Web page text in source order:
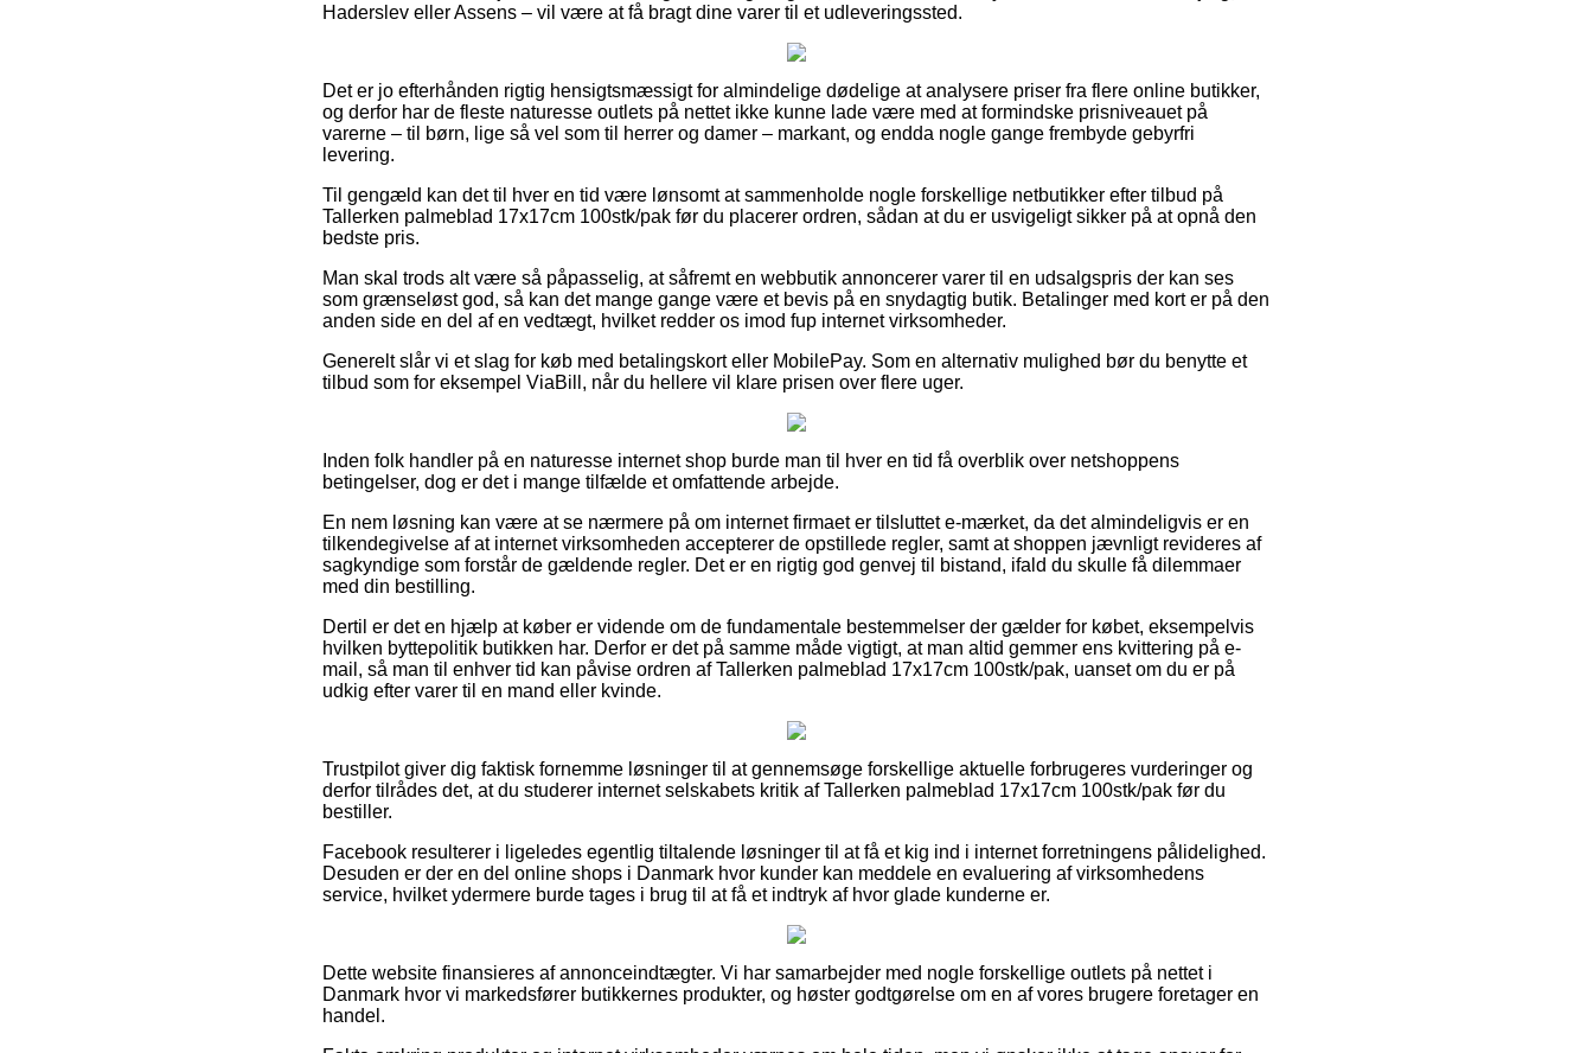
Haderslev eller Assens – vil være at få bragt dine varer til et udleveringssted.
Det er jo efterhånden rigtig hensigtsmæssigt for almindelige dødelige at analysere priser fra flere online butikker,
og derfor har de fleste naturesse outlets på nettet ikke kunne lade være med at formindske prisniveauet på
varerne – til børn, lige så vel som til herrer og damer – markant, og endda nogle gange frembyde gebyrfri
levering.
Til gengæld kan det til hver en tid være lønsomt at sammenholde nogle forskellige netbutikker efter tilbud på
Tallerken palmeblad 17x17cm 100stk/pak før du placerer ordren, sådan at du er usvigeligt sikker på at opnå den
bedste pris.
Man skal trods alt være så påpasselig, at såfremt en webbutik annoncerer varer til en udsalgspris der kan ses
som grænseløst god, så kan det mange gange være et bevis på en snydagtig butik. Betalinger med kort er på den
anden side en del af en vedtægt, hvilket redder os imod fup internet virksomheder.
Generelt slår vi et slag for køb med betalingskort eller MobilePay. Som en alternativ mulighed bør du benytte et
tilbud som for eksempel ViaBill, når du hellere vil klare prisen over flere uger.
Inden folk handler på en naturesse internet shop burde man til hver en tid få overblik over netshoppens
betingelser, dog er det i mange tilfælde et omfattende arbejde.
En nem løsning kan være at se nærmere på om internet firmaet er tilsluttet e-mærket, da det almindeligvis er en
tilkendegivelse af at internet virksomheden accepterer de opstillede regler, samt at shoppen jævnligt revideres af
sagkyndige som forstår de gældende regler. Det er en rigtig god genvej til bistand, ifald du skulle få dilemmaer
med din bestilling.
Dertil er det en hjælp at køber er vidende om de fundamentale bestemmelser der gælder for købet, eksempelvis
hvilken byttepolitik butikken har. Derfor er det på samme måde vigtigt, at man altid gemmer ens kvittering på e-
mail, så man til enhver tid kan påvise ordren af Tallerken palmeblad 17x17cm 100stk/pak, uanset om du er på
udkig efter varer til en mand eller kvinde.
Trustpilot giver dig faktisk fornemme løsninger til at gennemsøge forskellige aktuelle forbrugeres vurderinger og
derfor tilrådes det, at du studerer internet selskabets kritik af Tallerken palmeblad 17x17cm 100stk/pak før du
bestiller.
Facebook resulterer i ligeledes egentlig tiltalende løsninger til at få et kig ind i internet forretningens pålidelighed.
Desuden er der en del online shops i Danmark hvor kunder kan meddele en evaluering af virksomhedens
service, hvilket ydermere burde tages i brug til at få et indtryk af hvor glade kunderne er.
Dette website finansieres af annonceindtægter. Vi har samarbejder med nogle forskellige outlets på nettet i
Danmark hvor vi markedsfører butikkernes produkter, og høster godtgørelse om en af vores brugere foretager en
handel.